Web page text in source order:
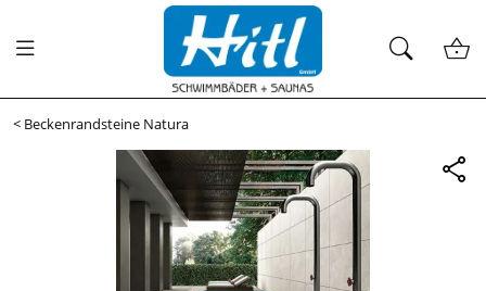
< Beckenrandsteine Natura